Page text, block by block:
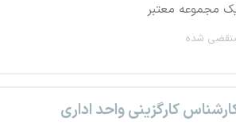
مجموعه معتبر
شده
کارگزینی واحد اداری